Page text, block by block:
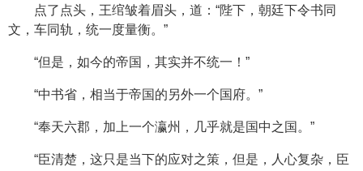
点了点头，王绾皱着眉头，道：“陛下，朝廷下令书同
文，车同轨，统一度量衡。”
“但是，如今的帝国，其实并不统一！”
“中书省，相当于帝国的另外一个国府。”
“奉天六郡，加上一个瀛州，几乎就是国中之国。”
“臣清楚，这只是当下的应对之策，但是，人心复杂，臣